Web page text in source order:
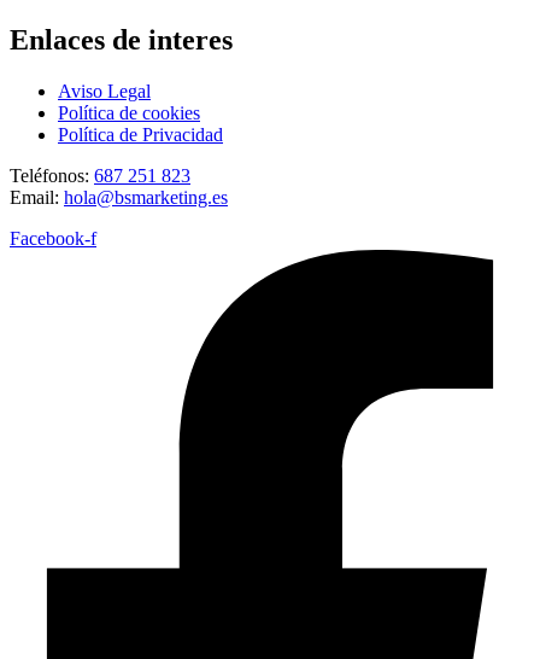
Enlaces de interes
Aviso Legal
Política de cookies
Política de Privacidad
Teléfonos: 687 251 823
Email: hola@bsmarketing.es
Facebook-f